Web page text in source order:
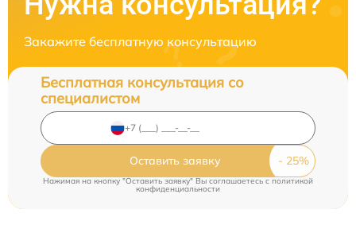
Закажите бесплатную консультацию
Бесплатная консультация со
специалистом
Оставить заявку
Нажимая на кнопку "Оставить заявку" Вы соглашаетесь cполитикой
конфиденциальности